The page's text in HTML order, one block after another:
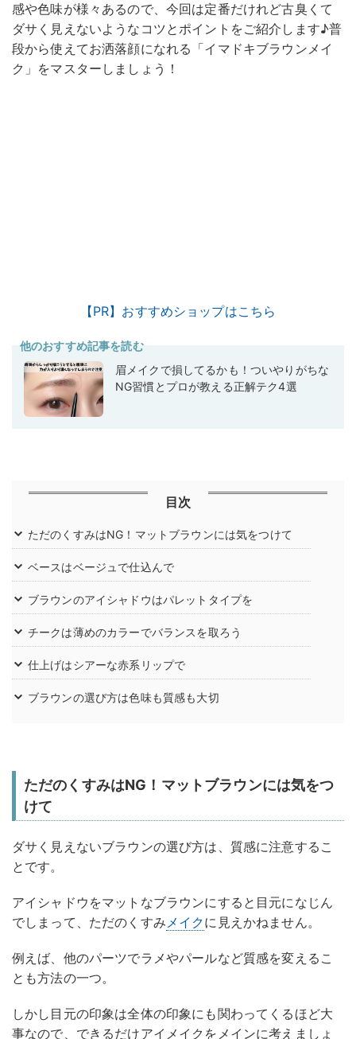
感や色味が様々あるので、今回は定番だけれど古臭くて
ダサく見えないようなコツとポイントをご紹介します♪普
段から使えてお洒落顔になれる「イマドキブラウンメイ
ク」をマスターしましょう！
【PR】おすすめショップはこちら
他のおすすめ記事を読む
眉メイクで損してるかも！ついやりがちな
NG習慣とプロが教える正解テク4選
目次
ただのくすみはNG！マットブラウンには気をつけて
ベースはベージュで仕込んで
ブラウンのアイシャドウはパレットタイプを
チークは薄めのカラーでバランスを取ろう
仕上げはシアーな赤系リップで
ブラウンの選び方は色味も質感も大切
ただのくすみはNG！マットブラウンには気をつ
けて
ダサく見えないブラウンの選び方は、質感に注意するこ
とです。
アイシャドウをマットなブラウンにすると目元になじん
でしまって、ただのくすみメイクに見えかねません。
例えば、他のパーツでラメやパールなど質感を変えるこ
とも方法の一つ。
しかし目元の印象は全体の印象にも関わってくるほど大
事なので、できるだけアイメイクをメインに考えましょ